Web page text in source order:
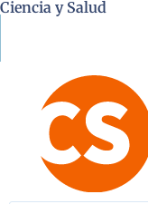
Ciencia y Salud